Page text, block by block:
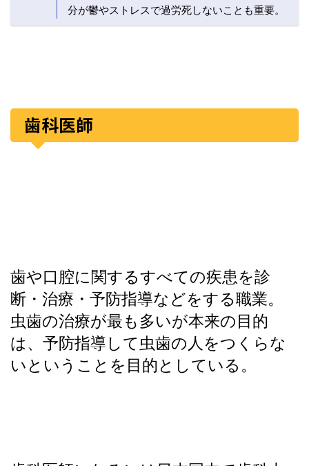
分が鬱やストレスで過労死しないことも重要。
歯科医師
歯や口腔に関するすべての疾患を診
断・治療・予防指導などをする職業。
虫歯の治療が最も多いが本来の目的
は、予防指導して虫歯の人をつくらな
いということを目的としている。